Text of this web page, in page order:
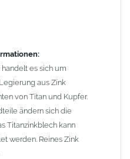
mit KG- und HT-
von Metall- und
Zu diesem Zweck
Sortiment. Bei Fragen
handelt es sich um
aus Zink
von Titan und Kupfer.
ändern sich die
Titanzinkblech kann
werden. Reines Zink